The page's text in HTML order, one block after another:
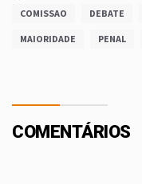
COMISSAO DEBATE
MAIORIDADE PENAL
COMENTÁRIOS